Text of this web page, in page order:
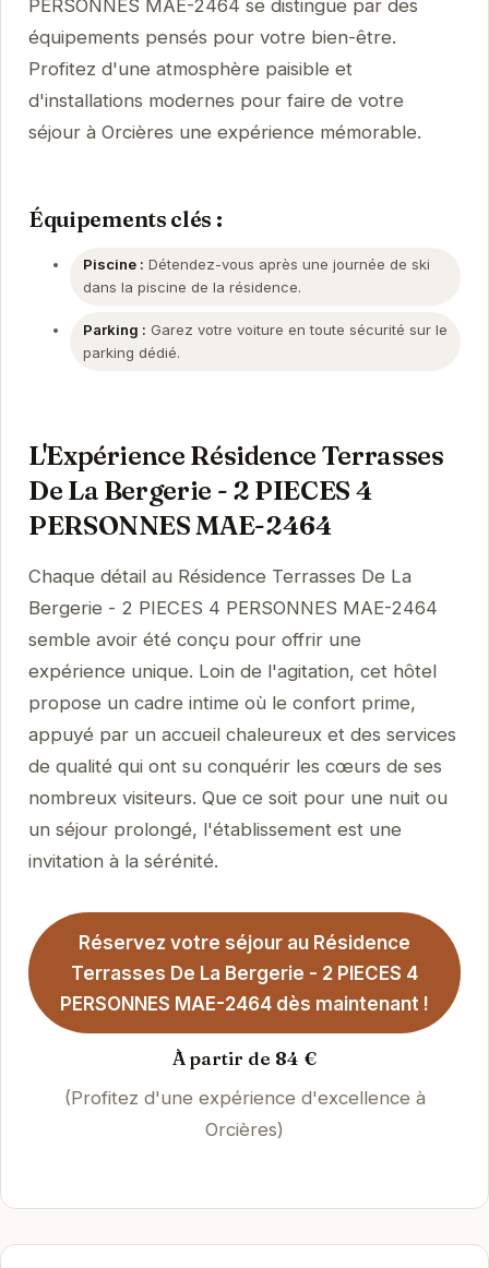
PERSONNES MAE-2464 se distingue par des
équipements pensés pour votre bien-être.
Profitez d'une atmosphère paisible et
d'installations modernes pour faire de votre
séjour à Orcières une expérience mémorable.
Équipements clés :
Piscine : Détendez-vous après une journée de ski
dans la piscine de la résidence.
Parking : Garez votre voiture en toute sécurité sur le
parking dédié.
L'Expérience Résidence Terrasses
De La Bergerie - 2 PIECES 4
PERSONNES MAE-2464
Chaque détail au Résidence Terrasses De La
Bergerie - 2 PIECES 4 PERSONNES MAE-2464
semble avoir été conçu pour offrir une
expérience unique. Loin de l'agitation, cet hôtel
propose un cadre intime où le confort prime,
appuyé par un accueil chaleureux et des services
de qualité qui ont su conquérir les cœurs de ses
nombreux visiteurs. Que ce soit pour une nuit ou
un séjour prolongé, l'établissement est une
invitation à la sérénité.
Réservez votre séjour au Résidence
Terrasses De La Bergerie - 2 PIECES 4
PERSONNES MAE-2464 dès maintenant !
À partir de 84 €
(Profitez d'une expérience d'excellence à
Orcières)